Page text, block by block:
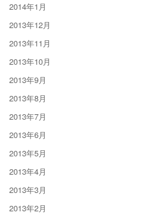
2014年1月
2013年12月
2013年11月
2013年10月
2013年9月
2013年8月
2013年7月
2013年6月
2013年5月
2013年4月
2013年3月
2013年2月